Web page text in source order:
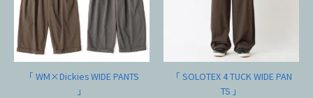
「 WM×Dickies WIDE PANTS
」
「 SOLOTEX 4 TUCK WIDE PAN
TS 」